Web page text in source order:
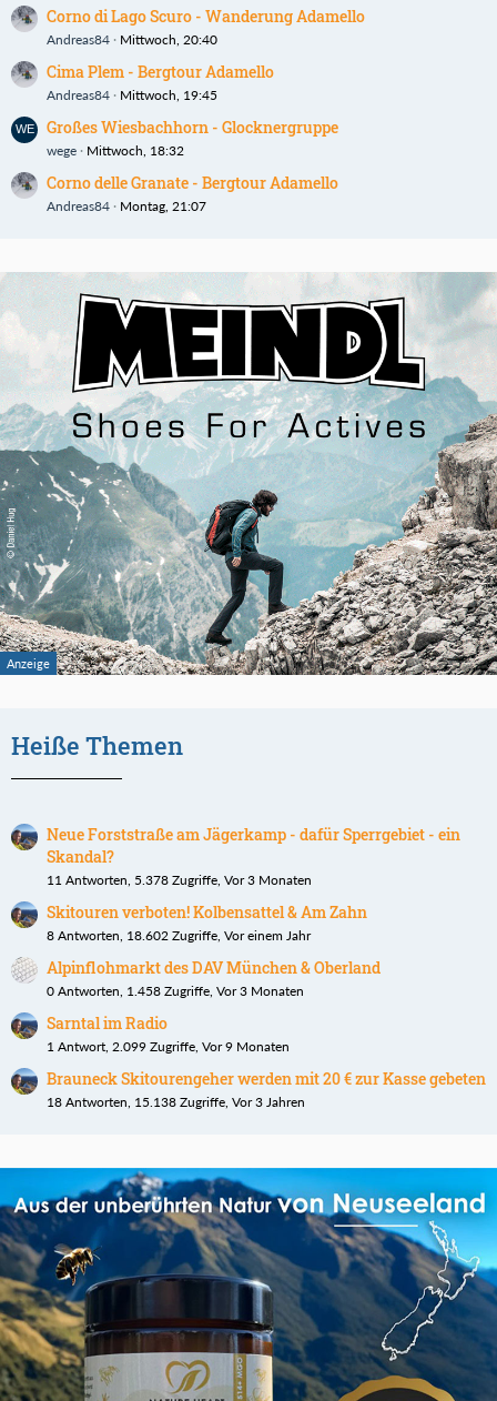
Corno di Lago Scuro - Wanderung Adamello
Andreas84 Mittwoch, 20:40
Cima Plem - Bergtour Adamello
Andreas84 Mittwoch, 19:45
Großes Wiesbachhorn - Glocknergruppe
wege Mittwoch, 18:32
Corno delle Granate - Bergtour Adamello
Andreas84 Montag, 21:07
Heiße Themen
Neue Forststraße am Jägerkamp - dafür Sperrgebiet - ein
Skandal?
11 Antworten, 5.378 Zugriffe, Vor 3 Monaten
Skitouren verboten! Kolbensattel & Am Zahn
8 Antworten, 18.602 Zugriffe, Vor einem Jahr
Alpinflohmarkt des DAV München & Oberland
0 Antworten, 1.458 Zugriffe, Vor 3 Monaten
Sarntal im Radio
1 Antwort, 2.099 Zugriffe, Vor 9 Monaten
Brauneck Skitourengeher werden mit 20 € zur Kasse gebeten
18 Antworten, 15.138 Zugriffe, Vor 3 Jahren